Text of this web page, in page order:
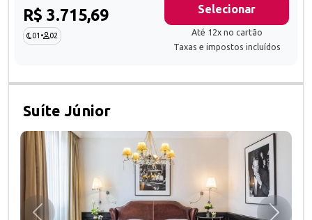
R$ 3.715,69
01 • 02
Selecionar
Até 12x no cartão
Taxas e impostos incluídos
Suíte Júnior